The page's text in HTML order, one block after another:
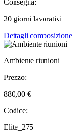
Consegna:
20 giorni lavorativi
Dettagli composizione
Ambiente riunioni
Prezzo:
880,00 €
Codice:
Elite_275